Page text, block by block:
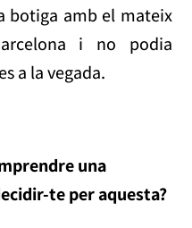
botiga amb el mateix
i no podia
a la vegada.
una
te per aquesta?